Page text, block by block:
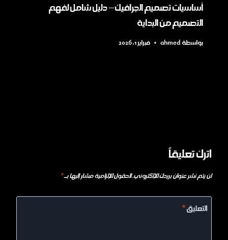
أساسيات تصميم الجرافيك – دليل شامل لفهم
التصميم من البداية
بواسطة ahmed فبراير 1, 2026
اترك تعليقاً
لن يتم نشر عنوان بريدك الإلكتروني.الحقول الإلزامية مشار إليها بـ*
التعليق*